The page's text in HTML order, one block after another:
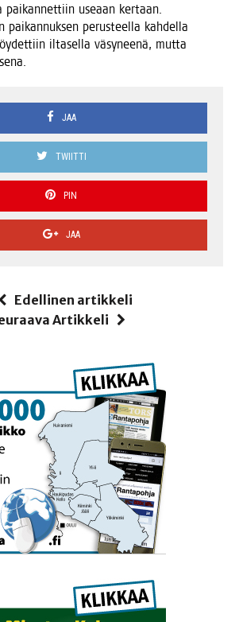
pai­kan­net­tiin use­aan ker­taan.
perus­teel­la kah­del­la
ilta­sel­la väsy­nee­nä, mut­ta
JAA
TWIITTI
PIN
JAA
Edellinen artikkeli
Artikkeli